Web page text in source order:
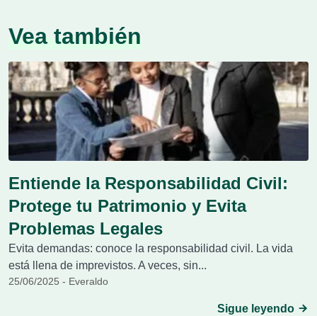
Vea también
Entiende la Responsabilidad Civil:
Protege tu Patrimonio y Evita
Problemas Legales
Evita demandas: conoce la responsabilidad civil. La vida
está llena de imprevistos. A veces, sin...
25/06/2025 - Everaldo
Sigue leyendo